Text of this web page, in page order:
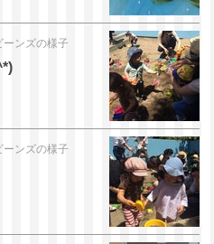
ンズの様子
ンズの様子